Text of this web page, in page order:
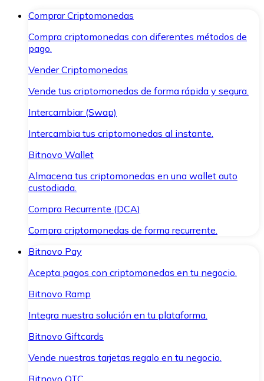
Comprar Criptomonedas
Compra criptomonedas con diferentes métodos de
pago.
Vender Criptomonedas
Vende tus criptomonedas de forma rápida y segura.
Intercambiar (Swap)
Intercambia tus criptomonedas al instante.
Bitnovo Wallet
Almacena tus criptomonedas en una wallet auto
custodiada.
Compra Recurrente (DCA)
Compra criptomonedas de forma recurrente.
Bitnovo Pay
Acepta pagos con criptomonedas en tu negocio.
Bitnovo Ramp
Integra nuestra solución en tu plataforma.
Bitnovo Giftcards
Vende nuestras tarjetas regalo en tu negocio.
Bitnovo OTC